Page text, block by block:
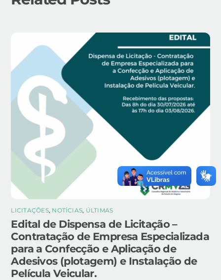
LICITAÇÕES, NOTÍCIAS, ÚLTIMAS
Edital de Dispensa de Licitação –
Contratação de Empresa Especializada
para a Confecção e Aplicação de
Adesivos (plotagem) e Instalação de
Película Veicular.